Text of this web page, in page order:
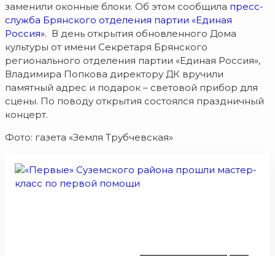
заменили оконные блоки. Об этом сообщила пресс-
служба Брянского отделения партии «Единая
Россия». В день открытия обновленного Дома
культуры от имени Секретаря Брянского
регионального отделения партии «Единая Россия»,
Владимира Попкова директору ДК вручили
памятный адрес и подарок – световой прибор для
сцены. По поводу открытия состоялся праздничный
концерт.
Фото: газета «Земля Трубчевская»